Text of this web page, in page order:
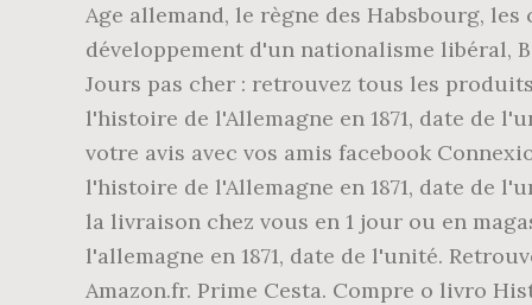
Age allemand, le règne des Habsbourg,
développement d'un nationalisme libéral,
Jours pas cher : retrouvez tous les
l'histoire de l'Allemagne en 1871, date de
votre avis avec vos amis facebook
l'histoire de l'Allemagne en 1871, date de
la livraison chez vous en 1 jour ou en
l'allemagne en 1871, date de l'unité.
Amazon.fr. Prime Cesta. Compre o livro